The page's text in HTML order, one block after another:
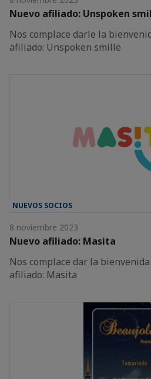
Nuevo afiliado: Unspoken
Nos complace darle la
afiliado: Unspoken smille
NUEVOS SOCIOS
8 noviembre 2023
Nuevo afiliado: Masita
Nos complace dar la
afiliado: Masita